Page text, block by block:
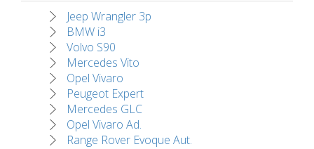
Jeep Wrangler 3p
BMW i3
Volvo S90
Mercedes Vito
Opel Vivaro
Peugeot Expert
Mercedes GLC
Opel Vivaro Ad.
Range Rover Evoque Aut.